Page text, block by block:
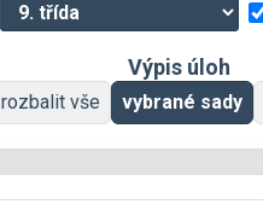
Výpis úloh
rozbalit vše vybrané sady